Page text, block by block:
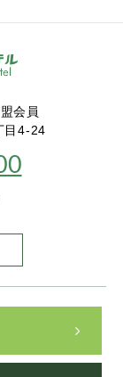
会員
目4-24